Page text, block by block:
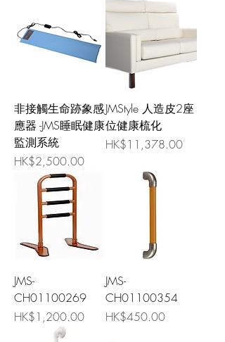
非接觸生命跡象感
應器 -JMS睡眠健康
監測系統
價格
HK$2,500.00
JMStyle 人造皮2座
位健康梳化
價格
HK$11,378.00
JMS-
CH01100269
價格
HK$1,200.00
JMS-
CH01100354
價格
HK$450.00